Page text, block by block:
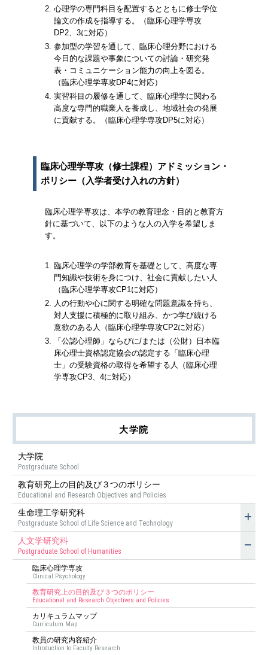
心理学の専門科目を配置するとともに修士学位
論文の作成を指導する。（臨床心理学専攻
DP2、3に対応）
参加型の学習を通して、臨床心理分野における
今日的な課題や事象についての討論・研究発
表・コミュニケーション能力の向上を図る。
（臨床心理学専攻DP4に対応）
実習科目の履修を通して、臨床心理学に関わる
高度な専門的職業人を養成し、地域社会の発展
に貢献する。（臨床心理学専攻DP5に対応）
臨床心理学専攻（修士課程）アドミッション・
ポリシー（入学者受け入れの方針）
臨床心理学専攻は、本学の教育理念・目的と教育方
針に基づいて、以下のような人の入学を希望しま
す。
臨床心理学の学部教育を基礎として、高度な専
門知識や技術を身につけ、社会に貢献したい人
（臨床心理学専攻CP1に対応）
人の行動や心に関する明確な問題意識を持ち、
対人支援に積極的に取り組み、かつ学び続ける
意欲のある人（臨床心理学専攻CP2に対応）
「公認心理師」ならびに/または（公財）日本臨
床心理士資格認定協会の認定する「臨床心理
士」の受験資格の取得を希望する人（臨床心理
学専攻CP3、4に対応）
大学院
大学院
Postgraduate School
教育研究上の目的及び３つのポリシー
Educational and Research Objectives and Policies
生命理工学研究科
Postgraduate School of Life Science and Technology
人文学研究科
Postgraduate School of Humanities
臨床心理学専攻
Clinical Psychology
教育研究上の目的及び３つのポリシー
Educational and Research Objectives and Policies
カリキュラムマップ
Curriculum Map
教員の研究内容紹介
Introduction to Faculty Research